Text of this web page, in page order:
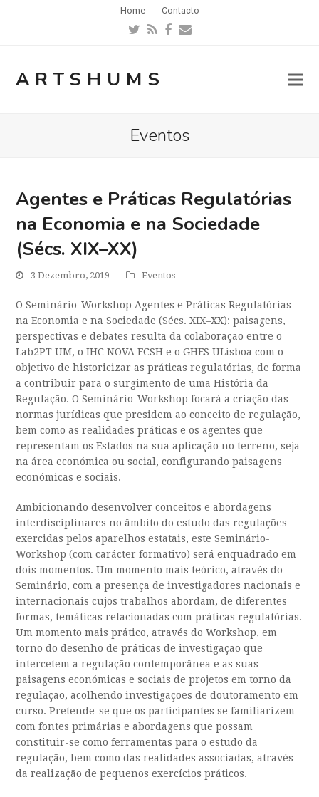
Home Contacto
Twitter
RSSFacebook
Email
ARTSHUMS
Eventos
Agentes e Práticas Regulatórias
na Economia e na Sociedade
(Sécs. XIX–XX)
3 Dezembro, 2019 Eventos
O Seminário-Workshop Agentes e Práticas Regulatórias
na Economia e na Sociedade (Sécs. XIX–XX): paisagens,
perspectivas e debates resulta da colaboração entre o
Lab2PT UM, o IHC NOVA FCSH e o GHES ULisboa com o
objetivo de historicizar as práticas regulatórias, de forma
a contribuir para o surgimento de uma História da
Regulação. O Seminário-Workshop focará a criação das
normas jurídicas que presidem ao conceito de regulação,
bem como as realidades práticas e os agentes que
representam os Estados na sua aplicação no terreno, seja
na área económica ou social, configurando paisagens
económicas e sociais.
Ambicionando desenvolver conceitos e abordagens
interdisciplinares no âmbito do estudo das regulações
exercidas pelos aparelhos estatais, este Seminário-
Workshop (com carácter formativo) será enquadrado em
dois momentos. Um momento mais teórico, através do
Seminário, com a presença de investigadores nacionais e
internacionais cujos trabalhos abordam, de diferentes
formas, temáticas relacionadas com práticas regulatórias.
Um momento mais prático, através do Workshop, em
torno do desenho de práticas de investigação que
intercetem a regulação contemporânea e as suas
paisagens económicas e sociais de projetos em torno da
regulação, acolhendo investigações de doutoramento em
curso. Pretende-se que os participantes se familiarizem
com fontes primárias e abordagens que possam
constituir-se como ferramentas para o estudo da
regulação, bem como das realidades associadas, através
da realização de pequenos exercícios práticos.